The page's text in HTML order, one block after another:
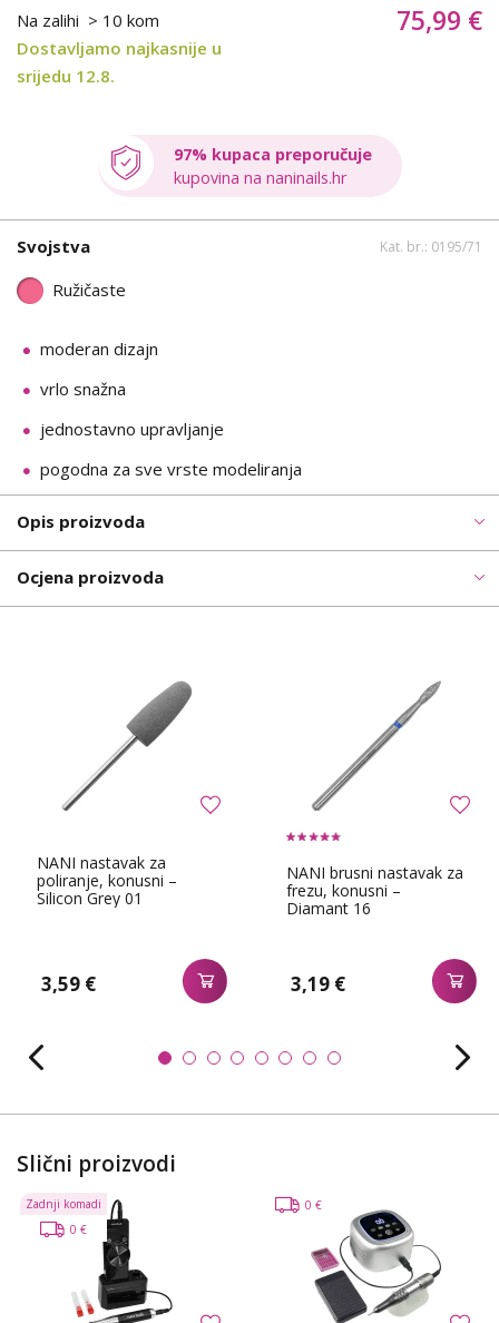
Na zalihi > 10 kom
Dostavljamo najkasnije u
srijedu 12.8.
75,99 €
97% kupaca preporučuje
kupovina na naninails.hr
Svojstva Kat. br.: 0195/71
Ružičaste
moderan dizajn
vrlo snažna
jednostavno upravljanje
pogodna za sve vrste modeliranja
Opis proizvoda
Ocjena proizvoda
NANI nastavak za
poliranje, konusni –
Silicon Grey 01
3,59 €
NANI brusni nastavak za
frezu, konusni –
Diamant 16
3,19 €
Slični proizvodi
Zadnji komadi
0 €
0 €